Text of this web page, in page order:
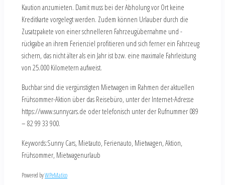
Kaution anzumieten. Damit muss bei der Abholung vor Ort keine
Kreditkarte vorgelegt werden. Zudem können Urlauber durch die
Zusatzpakete von einer schnelleren Fahrzeugübernahme und -
rückgabe an ihrem Ferienziel profitieren und sich ferner ein Fahrzeug
sichern, das nicht älter als ein Jahr ist bzw. eine maximale Fahrleistung
von 25.000 Kilometern aufweist.
Buchbar sind die vergünstigten Mietwagen im Rahmen der aktuellen
Frühsommer-Aktion über das Reisebüro, unter der Internet-Adresse
https://www.sunnycars.de oder telefonisch unter der Rufnummer 089
– 82 99 33 900.
Keywords:Sunny Cars, Mietauto, Ferienauto, Mietwagen, Aktion,
Frühsommer, Mietwagenurlaub
Powered byWPeMatico